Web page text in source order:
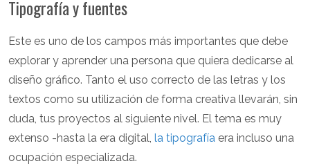
Tipografía y fuentes
Este es uno de los campos más importantes que debe
explorar y aprender una persona que quiera dedicarse al
diseño gráfico. Tanto el uso correcto de las letras y los
textos como su utilización de forma creativa llevarán, sin
duda, tus proyectos al siguiente nivel. El tema es muy
extenso -hasta la era digital, la tipografía era incluso una
ocupación especializada.